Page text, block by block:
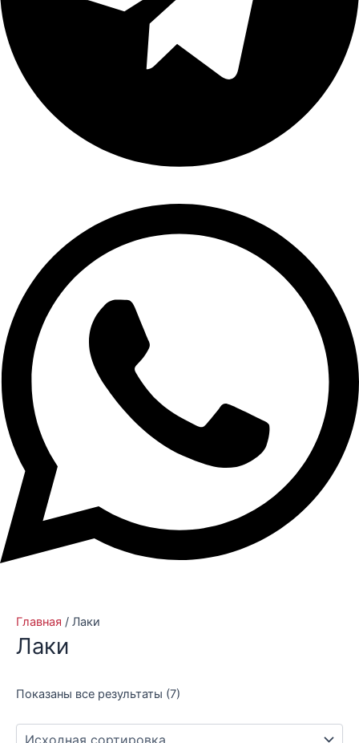
Главная / Лаки
Лаки
Показаны все результаты (7)